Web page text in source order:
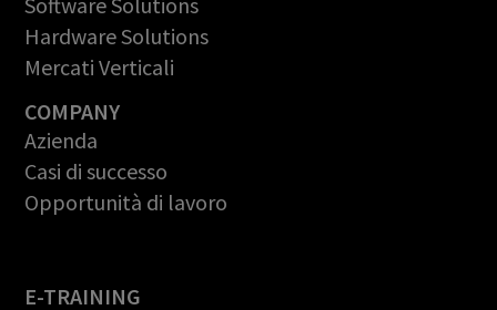
Hardware Solutions
Mercati Verticali
COMPANY
Azienda
Casi di successo
Opportunità di lavoro
E-TRAINING